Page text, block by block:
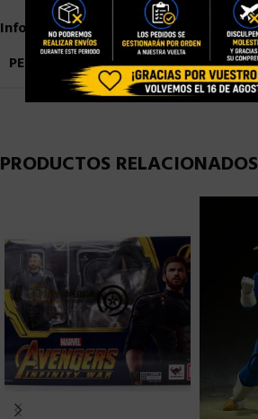
Información adicional
PESO
PRODUCTOS RELACIONADOS